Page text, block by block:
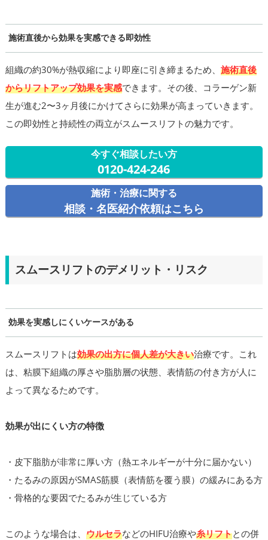
施術直後から効果を実感できる即効性
組織の約30%が熱収縮により即座に引き締まるため、 施術直後
からリフトアップ効果を実感できます。その後、コラーゲン新
生が進む2〜3ヶ月後にかけてさらに効果が高まっていきます。
この即効性と持続性の両立がスムースリフトの魅力です。
今すぐ相談したい方
0120-424-246
施術・治療に関する
相談・名医紹介依頼はこちら
スムースリフトのデメリット・リスク
効果を実感しにくいケースがある
スムースリフトは効果の出方に個人差が大きい治療です。これ
は、粘膜下組織の厚さや脂肪層の状態、表情筋の付き方が人に
よって異なるためです。
効果が出にくい方の特徴
・皮下脂肪が非常に厚い方（熱エネルギーが十分に届かない）
・たるみの原因がSMAS筋膜（表情筋を覆う膜）の緩みにある方
・骨格的な要因でたるみが生じている方
このような場合は、 ウルセラなどのHIFU治療や糸リフトとの併